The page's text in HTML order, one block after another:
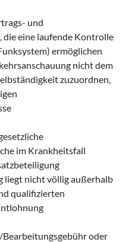
und
die eine laufende Kontrolle
ermöglichen
nicht dem
zuzuordnen,
im Krankheitsfall
liegt nicht völlig außerhalb
qualifizierten
oder